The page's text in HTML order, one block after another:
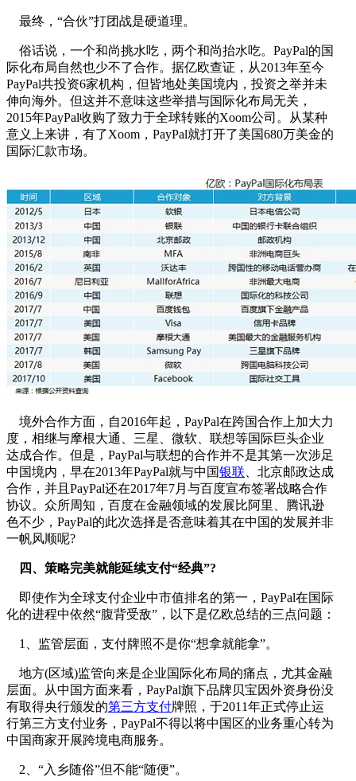
最终，“合伙”打团战是硬道理。
俗话说，一个和尚挑水吃，两个和尚抬水吃。PayPal的国
际化布局自然也少不了合作。据亿欧查证，从2013年至今
PayPal共投资6家机构，但皆地处美国境内，投资之举并未
伸向海外。但这并不意味这些举措与国际化布局无关，
2015年PayPal收购了致力于全球转账的Xoom公司。从某种
意义上来讲，有了Xoom，PayPal就打开了美国680万美金的
国际汇款市场。
境外合作方面，自2016年起，PayPal在跨国合作上加大力
度，相继与摩根大通、三星、微软、联想等国际巨头企业
达成合作。但是，PayPal与联想的合作并不是其第一次涉足
中国境内，早在2013年PayPal就与中国银联 、北京邮政达成
合作，并且PayPal还在2017年7月与百度宣布签署战略合作
协议。众所周知，百度在金融领域的发展比阿里、腾讯逊
色不少，PayPal的此次选择是否意味着其在中国的发展并非
一帆风顺呢?
四、策略完美就能延续支付“经典”?
即使作为全球支付企业中市值排名的第一，PayPal在国际
化的进程中依然“腹背受敌”，以下是亿欧总结的三点问题：
1、监管层面，支付牌照不是你“想拿就能拿”。
地方(区域)监管向来是企业国际化布局的痛点，尤其金融
层面。从中国方面来看，PayPal旗下品牌贝宝因外资身份没
有取得央行颁发的第三方支付牌照，于2011年正式停止运
行第三方支付业务，PayPal不得以将中国区的业务重心转为
中国商家开展跨境电商服务。
2、“入乡随俗”但不能“随便”。